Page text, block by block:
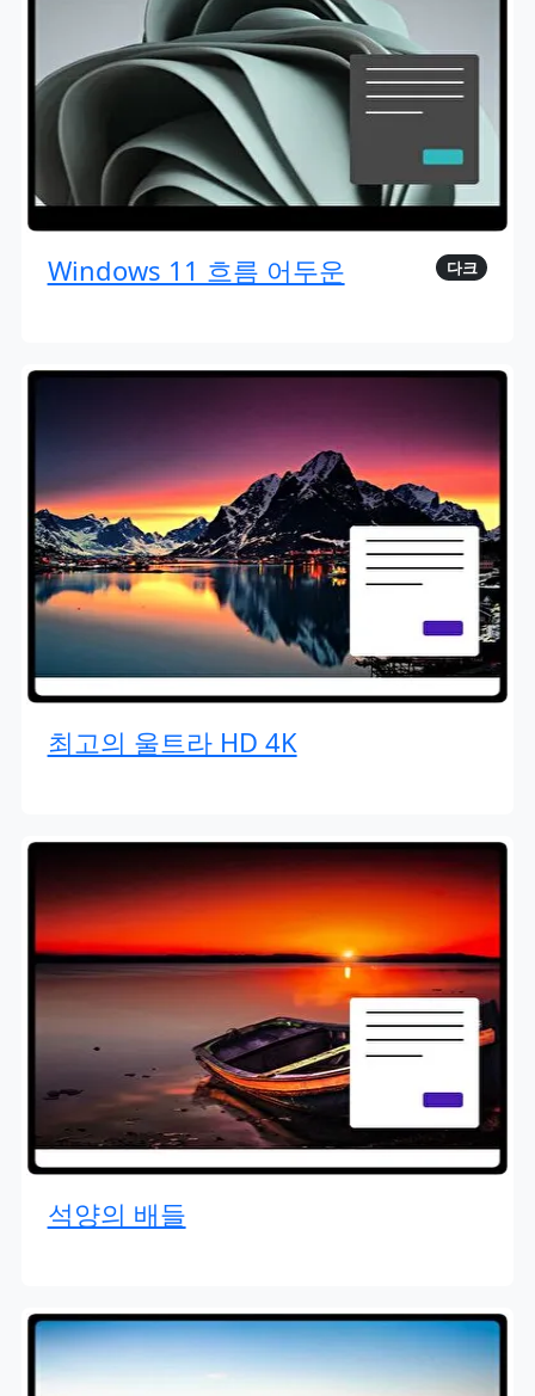
Windows 11 흐름 어두운 다크
최고의 울트라 HD 4K
석양의 배들